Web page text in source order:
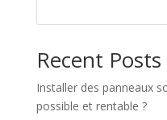
Recent Posts
Installer des panneaux
possible et rentable ?